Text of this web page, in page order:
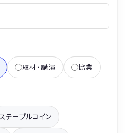
取材・講演 協業
ステーブルコイン